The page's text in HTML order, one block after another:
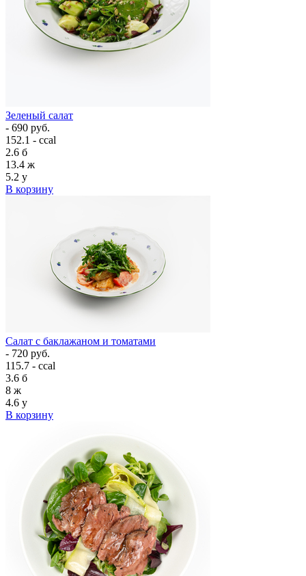
Зеленый салат
- 690 руб.
152.1 - ccal
2.6 б
13.4 ж
5.2 у
В корзину
Салат с баклажаном и томатами
- 720 руб.
115.7 - ccal
3.6 б
8 ж
4.6 у
В корзину